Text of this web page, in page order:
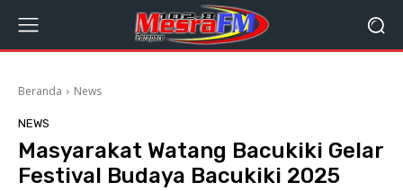
Beranda News
NEWS
Masyarakat Watang Bacukiki Gelar
Festival Budaya Bacukiki 2025